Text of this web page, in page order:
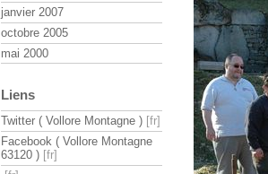
janvier 2007
octobre 2005
mai 2000
Liens
Twitter ( Vollore Montagne )
Facebook ( Vollore Montagne
63120 )